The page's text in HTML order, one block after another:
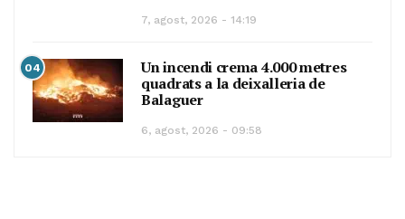
7, agost, 2026 - 14:19
04
Un incendi crema 4.000 metres
quadrats a la deixalleria de
Balaguer
6, agost, 2026 - 09:58